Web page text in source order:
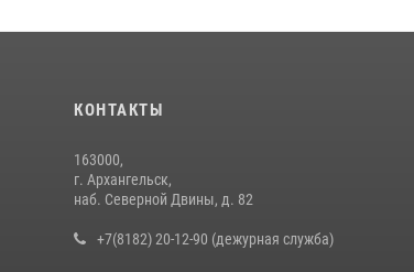
КОНТАКТЫ
163000,
г. Архангельск,
наб. Северной Двины, д. 82
+7(8182) 20-12-90 (дежурная служба)